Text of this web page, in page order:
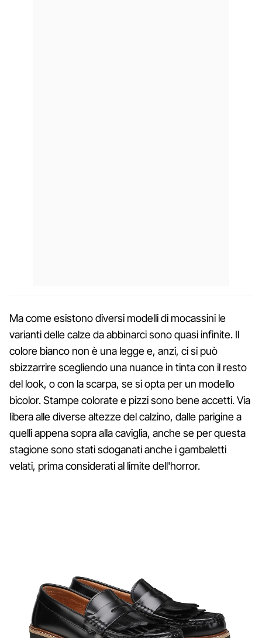
Ma come esistono diversi modelli di mocassini le
varianti delle calze da abbinarci sono quasi infinite. Il
colore bianco non è una legge e, anzi, ci si può
sbizzarrire scegliendo una nuance in tinta con il resto
del look, o con la scarpa, se si opta per un modello
bicolor. Stampe colorate e pizzi sono bene accetti. Via
libera alle diverse altezze del calzino, dalle parigine a
quelli appena sopra alla caviglia, anche se per questa
stagione sono stati sdoganati anche i gambaletti
velati, prima considerati al limite dell'horror.